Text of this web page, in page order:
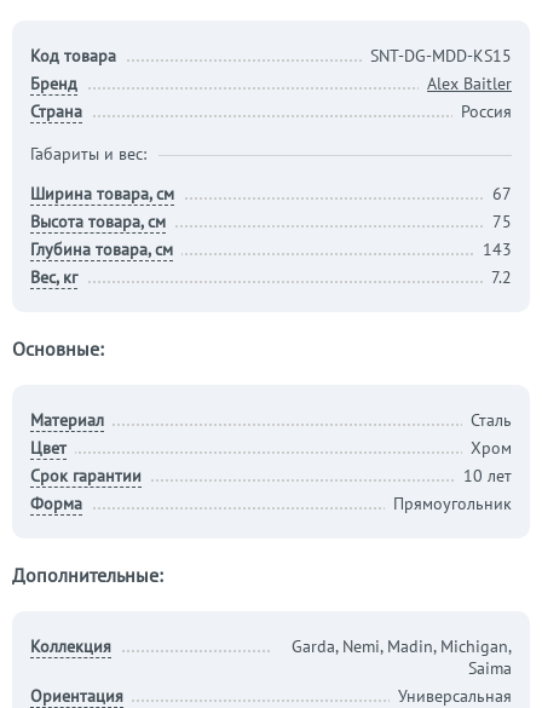
Код товара
SNT-DG-MDD-KS15
Бренд
Alex Baitler
Страна
Россия
Габариты и вес:
Ширина товара, см
67
Высота товара, см
75
Глубина товара, см
143
Вес, кг
7.2
Основные:
Материал
Сталь
Цвет
Хром
Срок гарантии
10 лет
Форма
Прямоугольник
Дополнительные:
Коллекция
Garda, Nemi, Madin, Michigan,
Saima
Ориентация
Универсальная